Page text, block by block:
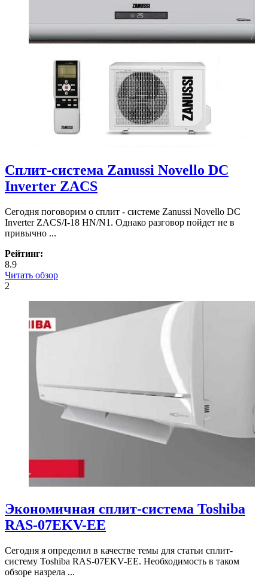
Сплит-система Zanussi Novello DC
Inverter ZACS
Сегодня поговорим о сплит - системе Zanussi Novello DC
Inverter ZACS/I-18 HN/N1. Однако разговор пойдет не в
привычно ...
Рейтинг:
8.9
Читать обзор
2
Экономичная сплит-система Toshiba
RAS-07EKV-EE
Сегодня я определил в качестве темы для статьи сплит-
систему Toshiba RAS-07EKV-EE. Необходимость в таком
обзоре назрела ...